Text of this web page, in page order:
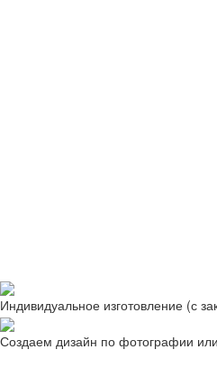
Индивидуальное изготовление (с
Создаем дизайн по фотографии или